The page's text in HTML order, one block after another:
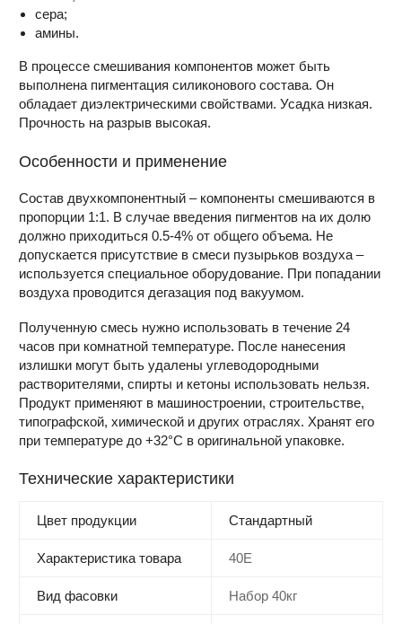
сера;
амины.
В процессе смешивания компонентов может быть
выполнена пигментация силиконового состава. Он
обладает диэлектрическими свойствами. Усадка низкая.
Прочность на разрыв высокая.
Особенности и применение
Состав двухкомпонентный – компоненты смешиваются в
пропорции 1:1. В случае введения пигментов на их долю
должно приходиться 0.5-4% от общего объема. Не
допускается присутствие в смеси пузырьков воздуха –
используется специальное оборудование. При попадании
воздуха проводится дегазация под вакуумом.
Полученную смесь нужно использовать в течение 24
часов при комнатной температуре. После нанесения
излишки могут быть удалены углеводородными
растворителями, спирты и кетоны использовать нельзя.
Продукт применяют в машиностроении, строительстве,
типографской, химической и других отраслях. Хранят его
при температуре до +32°C в оригинальной упаковке.
Технические характеристики
Цвет продукции Стандартный
Характеристика товара 40E
Вид фасовки Набор 40кг